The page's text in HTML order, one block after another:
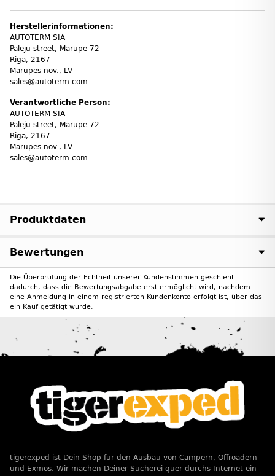
Herstellerinformationen:
AUTOTERM SIA
Paleju street, Marupe 72
Riga, 2167
Marupes nov., LV
sales@autoterm.com
Verantwortliche Person:
AUTOTERM SIA
Paleju street, Marupe 72
Riga, 2167
Marupes nov., LV
sales@autoterm.com
Produktdaten
Bewertungen
Die Überprüfung der Echtheit unserer Kundenstimmen geschieht
dadurch, dass die Bewertungsabgabe erst ermöglicht wird, nachdem
eine Anmeldung in einem registrierten Kundenkonto erfolgt ist, über das
ein Kauf getätigt wurde.
tigerexped ist Dein Shop für den Ausbau von Campern, Offroadern
und Exmos. Wir machen Deiner Sucherei quer durchs Internet ein